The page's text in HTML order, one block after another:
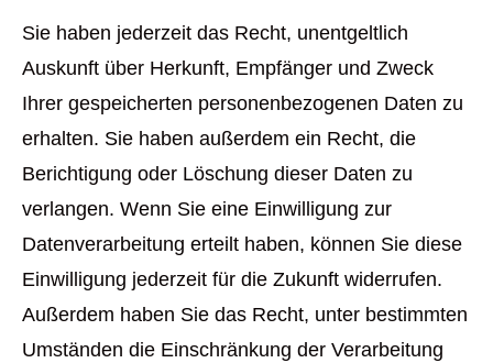
Sie haben jederzeit das Recht, unentgeltlich
Auskunft über Herkunft, Empfänger und Zweck
Ihrer gespeicherten personenbezogenen Daten zu
erhalten. Sie haben außerdem ein Recht, die
Berichtigung oder Löschung dieser Daten zu
verlangen. Wenn Sie eine Einwilligung zur
Datenverarbeitung erteilt haben, können Sie diese
Einwilligung jederzeit für die Zukunft widerrufen.
Außerdem haben Sie das Recht, unter bestimmten
Umständen die Einschränkung der Verarbeitung